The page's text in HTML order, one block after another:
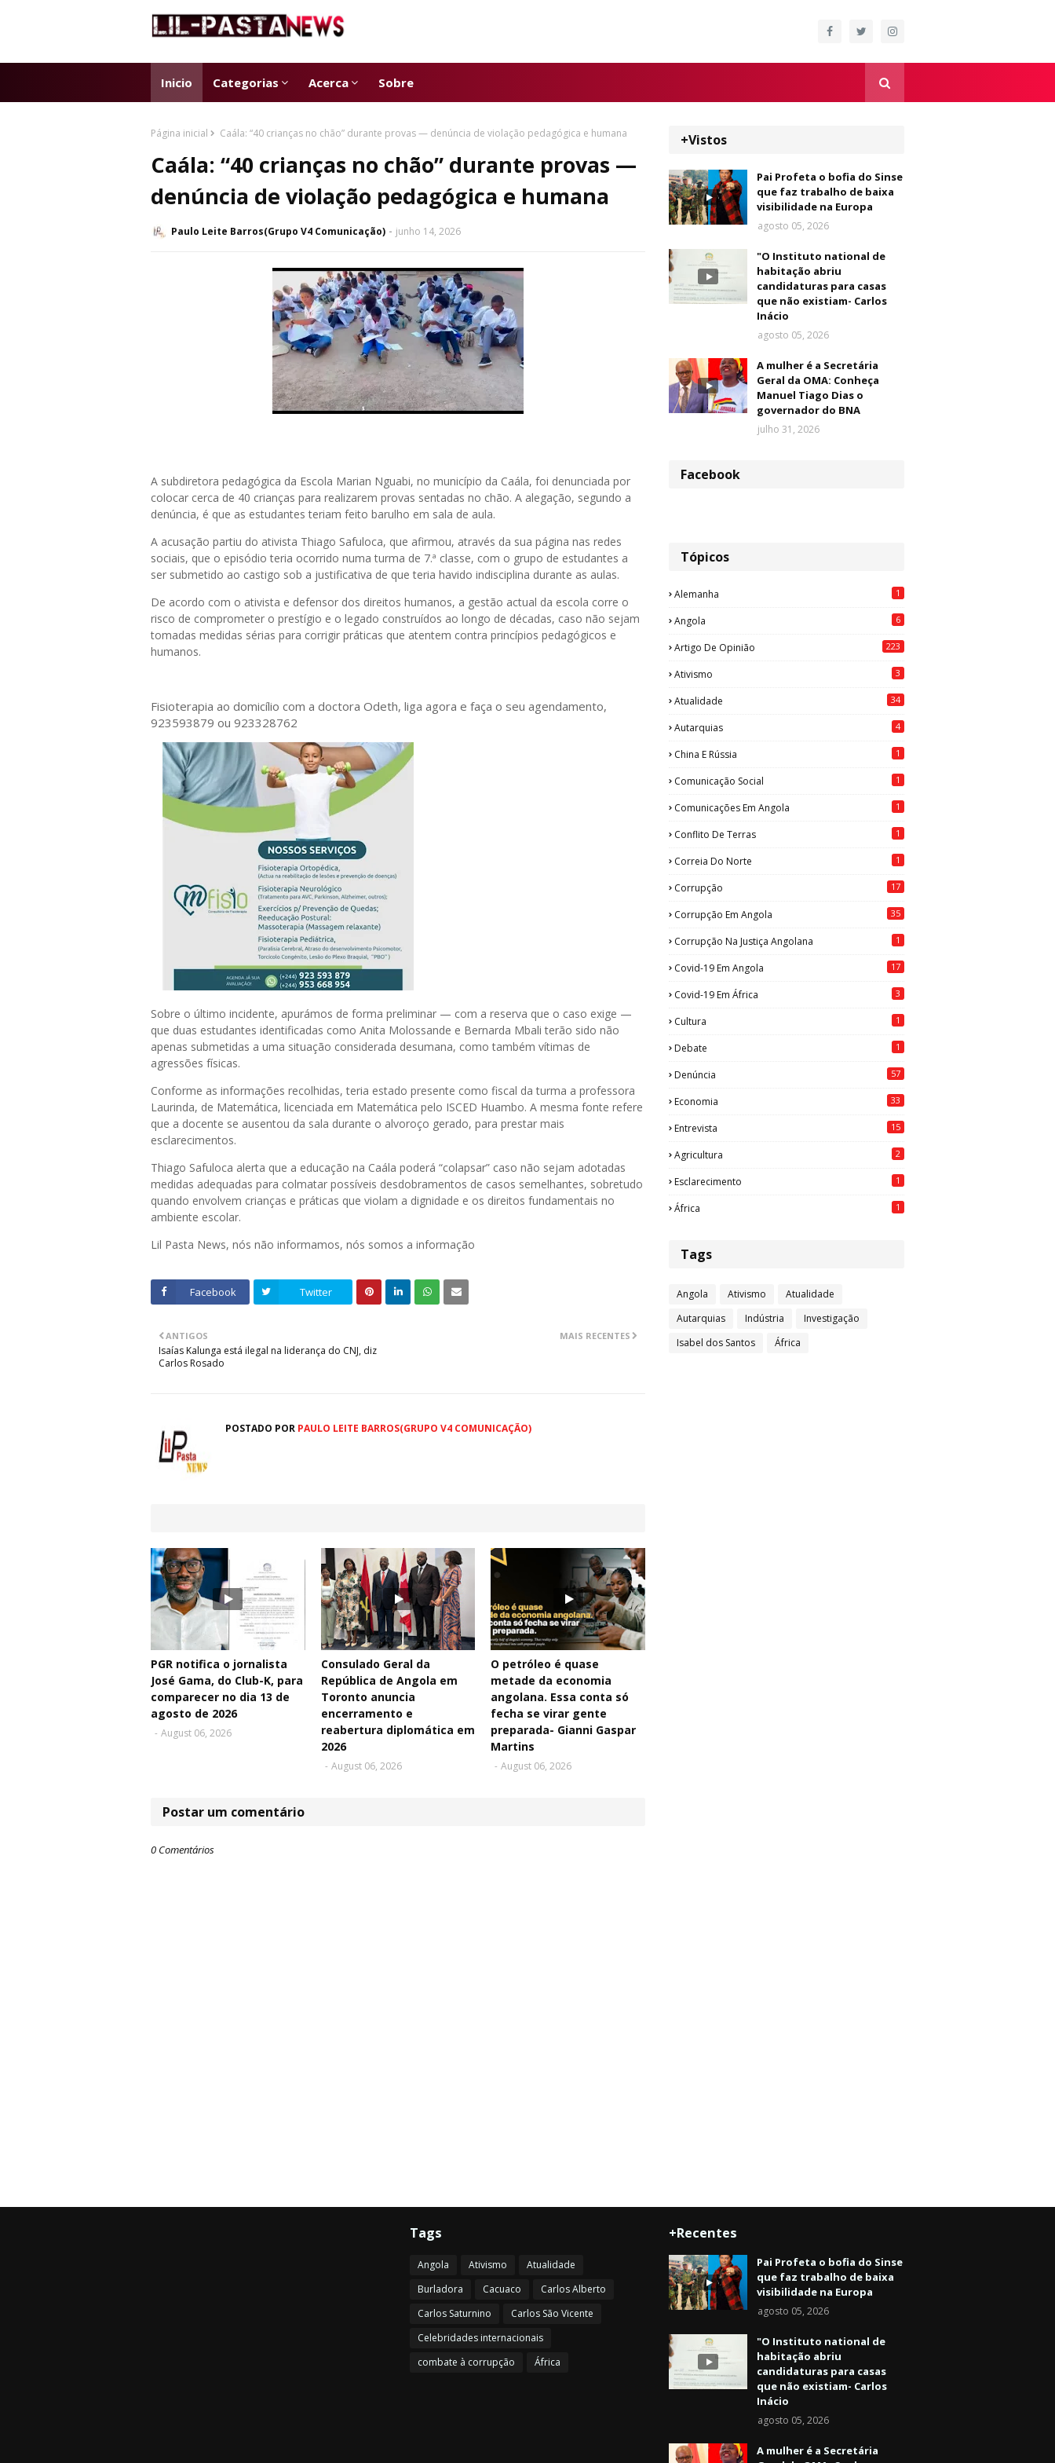
Inicio Categorias Acerca Sobre
Página inicial Caála: “40 crianças no chão” durante provas — denúncia de violação pedagógica e humana
Caála: “40 crianças no chão” durante provas —
denúncia de violação pedagógica e humana
Paulo Leite Barros(Grupo V4 Comunicação) junho 14, 2026
A subdiretora pedagógica da Escola Marian Nguabi, no município da Caála, foi denunciada por
colocar cerca de 40 crianças para realizarem provas sentadas no chão. A alegação, segundo a
denúncia, é que as estudantes teriam feito barulho em sala de aula.
A acusação partiu do ativista Thiago Safuloca, que afirmou, através da sua página nas redes
sociais, que o episódio teria ocorrido numa turma de 7.ª classe, com o grupo de estudantes a
ser submetido ao castigo sob a justificativa de que teria havido indisciplina durante as aulas.
De acordo com o ativista e defensor dos direitos humanos, a gestão actual da escola corre o
risco de comprometer o prestígio e o legado construídos ao longo de décadas, caso não sejam
tomadas medidas sérias para corrigir práticas que atentem contra princípios pedagógicos e
humanos.
Fisioterapia ao domicílio com a doctora Odeth, liga agora e faça o seu agendamento,
923593879 ou 923328762
Sobre o último incidente, apurámos de forma preliminar — com a reserva que o caso exige —
que duas estudantes identificadas como Anita Molossande e Bernarda Mbali terão sido não
apenas submetidas a uma situação considerada desumana, como também vítimas de
agressões físicas.
Conforme as informações recolhidas, teria estado presente como fiscal da turma a professora
Laurinda, de Matemática, licenciada em Matemática pelo ISCED Huambo. A mesma fonte refere
que a docente se ausentou da sala durante o alvoroço gerado, para prestar mais
esclarecimentos.
Thiago Safuloca alerta que a educação na Caála poderá “colapsar” caso não sejam adotadas
medidas adequadas para colmatar possíveis desdobramentos de casos semelhantes, sobretudo
quando envolvem crianças e práticas que violam a dignidade e os direitos fundamentais no
ambiente escolar.
Lil Pasta News, nós não informamos, nós somos a informação
Facebook Twitter
MAIS RECENTES
ANTIGOS
Isaías Kalunga está ilegal na liderança do CNJ, diz
Carlos Rosado
POSTADO POR PAULO LEITE BARROS(GRUPO V4 COMUNICAÇÃO)
PGR notifica o jornalista
José Gama, do Club-K, para
comparecer no dia 13 de
agosto de 2026
- August 06, 2026
Consulado Geral da
República de Angola em
Toronto anuncia
encerramento e
reabertura diplomática em
2026
- August 06, 2026
O petróleo é quase
metade da economia
angolana. Essa conta só
fecha se virar gente
preparada- Gianni Gaspar
Martins
- August 06, 2026
Postar um comentário
0 Comentários
+Vistos
Pai Profeta o bofia do Sinse
que faz trabalho de baixa
visibilidade na Europa
agosto 05, 2026
"O Instituto national de
habitação abriu
candidaturas para casas
que não existiam- Carlos
Inácio
agosto 05, 2026
A mulher é a Secretária
Geral da OMA: Conheça
Manuel Tiago Dias o
governador do BNA
julho 31, 2026
Facebook
Tópicos
Alemanha 1
Angola 6
Artigo De Opinião 223
Ativismo 3
Atualidade 34
Autarquias 4
China E Rússia 1
Comunicação Social 1
Comunicações Em Angola 1
Conflito De Terras 1
Correia Do Norte 1
Corrupção 17
Corrupção Em Angola 35
Corrupção Na Justiça Angolana 1
Covid-19 Em Angola 17
Covid-19 Em África 3
Cultura 1
Debate 1
Denúncia 57
Economia 33
Entrevista 15
Agricultura 2
Esclarecimento 1
África 1
Tags
Angola Ativismo
Atualidade
Autarquias
Indústria
Investigação
Isabel dos Santos
África
Tags
Angola Ativismo
Atualidade
Burladora
Cacuaco
Carlos Alberto
Carlos Saturnino
Carlos São Vicente
Celebridades internacionais
combate à corrupção
África
+Recentes
Pai Profeta o bofia do Sinse
que faz trabalho de baixa
visibilidade na Europa
agosto 05, 2026
"O Instituto national de
habitação abriu
candidaturas para casas
que não existiam- Carlos
Inácio
agosto 05, 2026
A mulher é a Secretária